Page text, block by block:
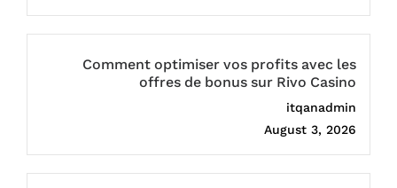
Comment optimiser vos profits avec les
offres de bonus sur Rivo Casino
itqanadmin
August 3, 2026